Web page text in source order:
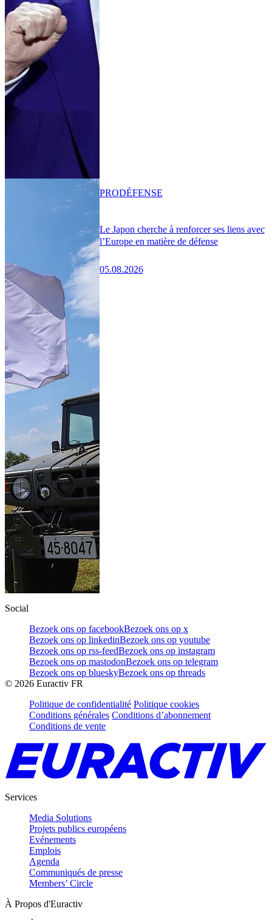
Le Japon cherche à renforcer ses liens avec
l’Europe en matière de défense
05.08.2026
PRODÉFENSE
Social
Bezoek ons op facebookBezoek ons op x
Bezoek ons op linkedinBezoek ons op youtube
Bezoek ons op rss-feedBezoek ons op instagram
Bezoek ons op mastodonBezoek ons op telegram
Bezoek ons op blueskyBezoek ons op threads
© 2026 Euractiv FR
Politique de confidentialité Politique cookies
Conditions générales Conditions d’abonnement
Conditions de vente
Services
Media Solutions
Projets publics européens
Evénements
Emplois
Agenda
Communiqués de presse
Members’ Circle
À Propos d'Euractiv